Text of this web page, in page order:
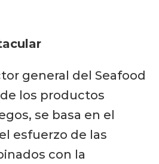
general del Seafood
los productos
se basa en el
esfuerzo de las
con la